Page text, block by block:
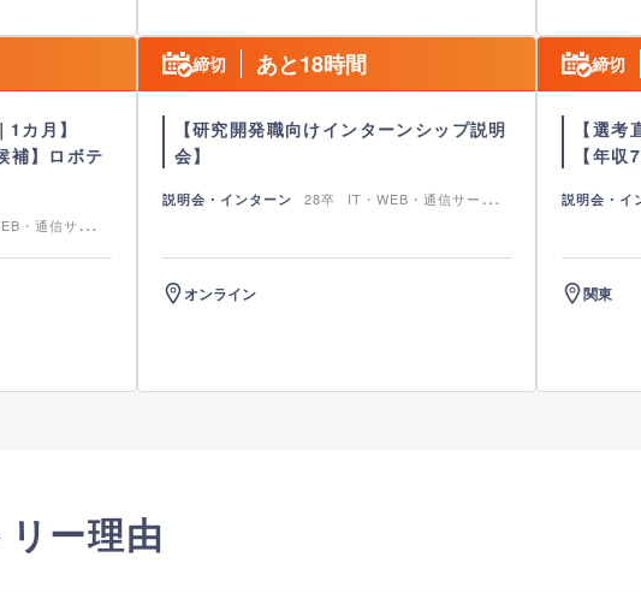
カ月】
補】ロボテ
・通信サービ
締切 あと18時間
【研究開発職向けインターンシップ説明
会】
説明会・インターン 28卒
IT・WEB・通信サービ
オンライン
締切
【選考
【年収
説明会・イ
関東
ー理由